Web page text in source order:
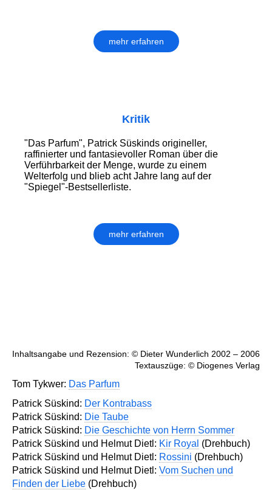
mehr erfahren
Kritik
"Das Parfum", Patrick Süskinds origineller,
raffinierter und fantasievoller Roman über die
Verführbarkeit der Menge, wurde zu einem
Welterfolg und blieb acht Jahre lang auf der
"Spiegel"-Bestsellerliste.
mehr erfahren
Inhaltsangabe und Rezension: © Dieter Wunderlich 2002 – 2006
Textauszüge: © Diogenes Verlag
Tom Tykwer: Das Parfum
Patrick Süskind: Der Kontrabass
Patrick Süskind: Die Taube
Patrick Süskind: Die Geschichte von Herrn Sommer
Patrick Süskind und Helmut Dietl: Kir Royal (Drehbuch)
Patrick Süskind und Helmut Dietl: Rossini (Drehbuch)
Patrick Süskind und Helmut Dietl: Vom Suchen und
Finden der Liebe (Drehbuch)